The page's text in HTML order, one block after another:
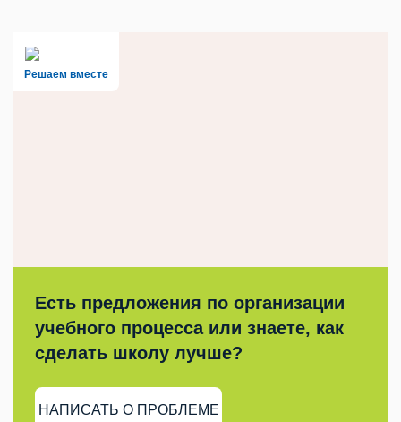
Решаем вместе
Есть предложения по организации
учебного процесса или знаете, как
сделать школу лучше?
НАПИСАТЬ О ПРОБЛЕМЕ